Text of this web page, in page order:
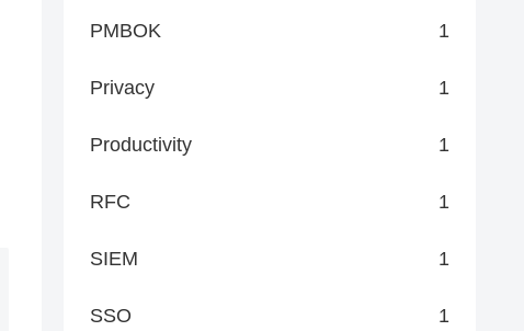
PMBOK 1
Privacy 1
Productivity 1
RFC 1
SIEM 1
SSO 1